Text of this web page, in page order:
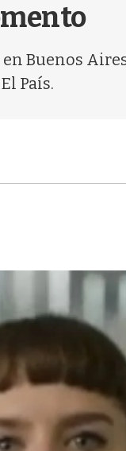
Buenos
País.